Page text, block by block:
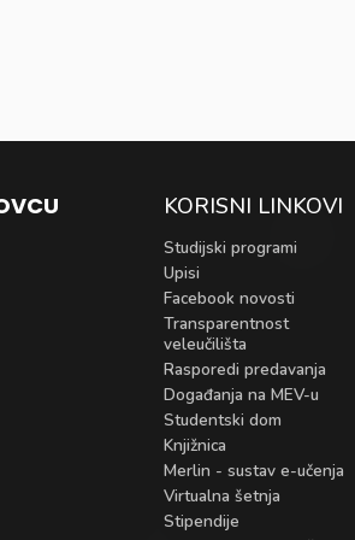
KORISNI LINKOVI
Studijski programi
Upisi
Facebook novosti
Transparentnost
veleučilišta
Rasporedi predavanja
Događanja na MEV-u
Studentski dom
Knjižnica
Merlin - sustav e-učenja
Virtualna šetnja
Stipendije